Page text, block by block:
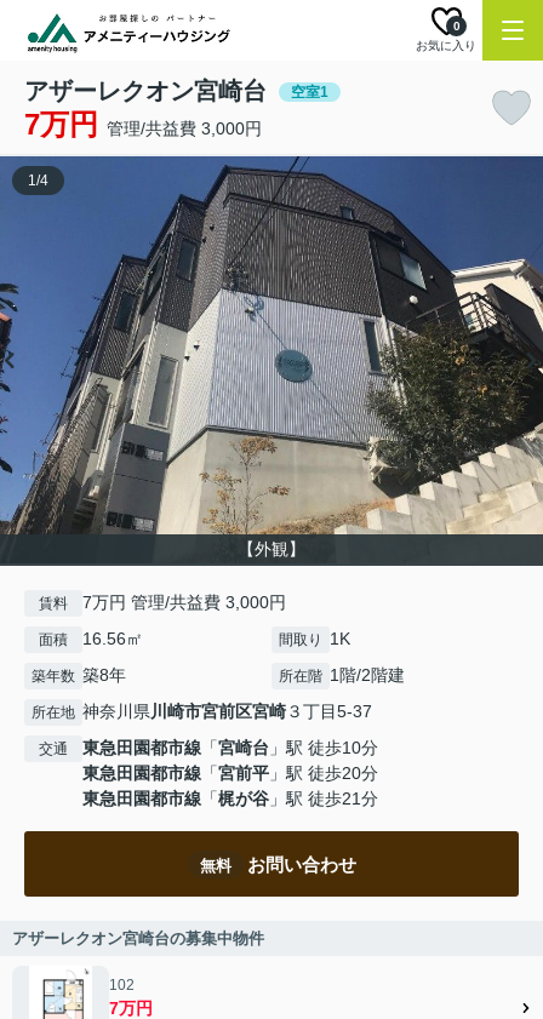
お気に入り
0
アザーレクオン宮崎台 空室1
7万円 管理/共益費 3,000円
【外観】
1/4
賃料 7万円 管理/共益費 3,000円
面積 16.56㎡ 間取り 1K
築年数 築8年 所在階 1階/2階建
所在地 神奈川県川崎市宮前区宮崎３丁目5-37
交通 東急田園都市線 「宮崎台 」駅 徒歩10分
東急田園都市線 「宮前平 」駅 徒歩20分
東急田園都市線 「梶が谷 」駅 徒歩21分
無料 お問い合わせ
アザーレクオン宮崎台の募集中物件
102
7万円